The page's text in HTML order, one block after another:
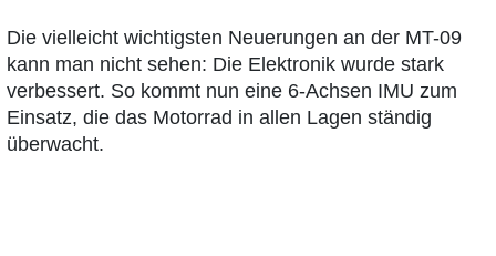
Die vielleicht wichtigsten Neuerungen an der MT-09
kann man nicht sehen: Die Elektronik wurde stark
verbessert. So kommt nun eine 6-Achsen IMU zum
Einsatz, die das Motorrad in allen Lagen ständig
überwacht.